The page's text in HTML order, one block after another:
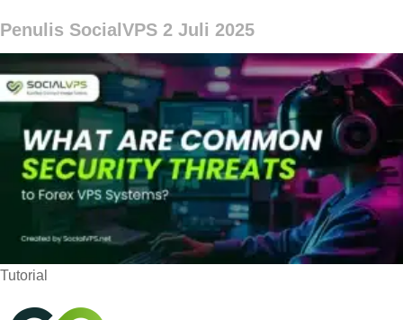
Penulis SocialVPS 2 Juli 2025
Tutorial